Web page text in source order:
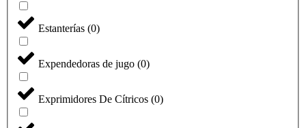
Estanterías (0)
Expendedoras de jugo (0)
Exprimidores De Cítricos (0)